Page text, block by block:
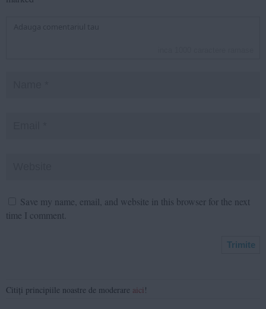
Save my name, email, and website in this browser for the next
time I comment.
Citiți principiile noastre de moderare aici !